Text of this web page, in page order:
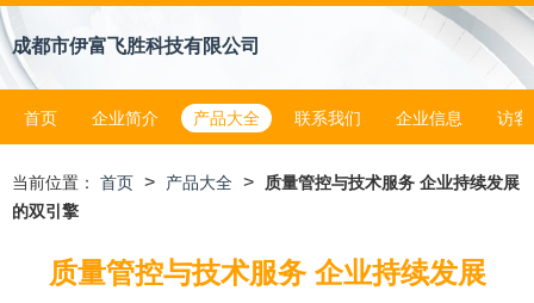
成都市伊富飞胜科技有限公司
首页 企业简介 产品大全 联系我们 企业信息 访客
当前位置： 首页 > 产品大全 >
质量管控与技术服务 企业持续发展
的双引擎
质量管控与技术服务 企业持续发展